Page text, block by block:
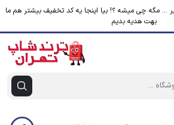
... مگه چی میشه ؟! بیا اینجا یه کد تخفیف بیشتر هم ما
بهت هدیه بدیم